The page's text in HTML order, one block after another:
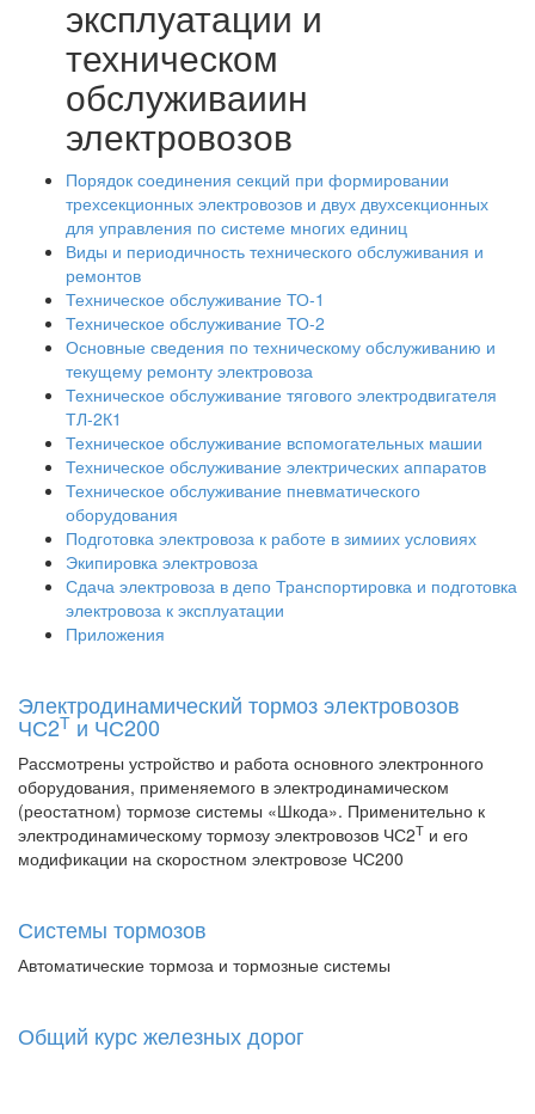
эксплуатации и
техническом
обслуживаиин
электровозов
Порядок соединения секций при формировании
трехсекционных электровозов и двух двухсекционных
для управления по системе многих единиц
Виды и периодичность технического обслуживания и
ремонтов
Техническое обслуживание ТО-1
Техническое обслуживание ТО-2
Основные сведения по техническому обслуживанию и
текущему ремонту электровоза
Техническое обслуживание тягового электродвигателя
ТЛ-2К1
Техническое обслуживание вспомогательных машии
Техническое обслуживание электрических аппаратов
Техническое обслуживание пневматического
оборудования
Подготовка электровоза к работе в зимиих условиях
Экипировка электровоза
Сдача электровоза в депо Транспортировка и подготовка
электровоза к эксплуатации
Приложения
Электродинамический тормоз электровозов
ЧС2Т и ЧС200
Рассмотрены устройство и работа основного электронного
оборудования, применяемого в электродинамическом
(реостатном) тормозе системы «Шкода». Применительно к
электродинамическому тормозу электровозов ЧС2Т и его
модификации на скоростном электровозе ЧС200
Системы тормозов
Автоматические тормоза и тормозные системы
Общий курс железных дорог